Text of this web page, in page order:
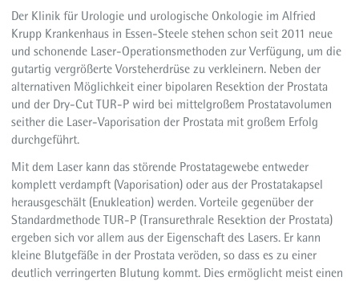
Der Klinik für Urologie und urologische Onkologie im Alfried
Krupp Krankenhaus in Essen-Steele stehen schon seit 2011 neue
und schonende Laser-Operationsmethoden zur Verfügung, um die
gutartig vergrößerte Vorsteherdrüse zu verkleinern. Neben der
alternativen Möglichkeit einer bipolaren Resektion der Prostata
und der Dry-Cut TUR-P wird bei mittelgroßem Prostatavolumen
seither die Laser-Vaporisation der Prostata mit großem Erfolg
durchgeführt.
Mit dem Laser kann das störende Prostatagewebe entweder
komplett verdampft (Vaporisation) oder aus der Prostatakapsel
herausgeschält (Enukleation) werden. Vorteile gegenüber der
Standardmethode TUR-P (Transurethrale Resektion der Prostata)
ergeben sich vor allem aus der Eigenschaft des Lasers. Er kann
kleine Blutgefäße in der Prostata veröden, so dass es zu einer
deutlich verringerten Blutung kommt. Dies ermöglicht meist einen